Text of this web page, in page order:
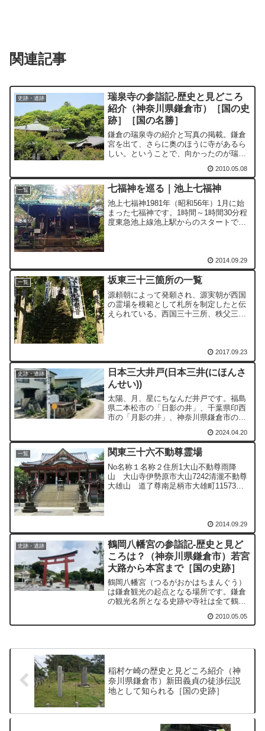
関連記事
史跡・遺跡
瑞泉寺の参詣記-歴史と見どころ
紹介（神奈川県鎌倉市）［国の史
跡］［国の名勝］
鎌倉の瑞泉寺の紹介と写真の掲載。鎌倉
宮を出て、さらに奥のほうに寺があるら
しい。ということで、向かったのが瑞泉
するほど人里から離れた感じがする。
2010.05.08
一覧 七福神を巡る｜池上七福神
池上七福神1981年（昭和56年）1月に始
まった七福神です。1時間～1時間30分程
度東急池上線池上駅からのスタートで考
2014.09.29
一覧 坂東三十三箇所の一覧
源頼朝によって発願され、源実朝が西国
の霊場を模範として札所を制定したと伝
えられている。西国三十三所、秩父三十
2017.09.23
史跡・遺跡
日本三大井戸(日本三井(にほんさ
んせい))
太陽、月、星にちなんだ井戸です。福島
県二本松市の「日影の井」、千葉県印西
市の「月影の井」、神奈川県鎌倉市の
と呼びます。鎌倉市の「星影の井」は訪
ねやすいですが、他の「日影の井」「月
影の井」の訪問はなかなか難...
2024.04.20
一覧 関東三十六不動尊霊場
No名称１名称２住所1大山不動尊雨降
山 大山寺伊勢原市大山7242清瀧不動尊
大雄山 道了尊南足柄市大雄町11573野
2014.09.29
史跡・遺跡
鶴岡八幡宮の参詣記-歴史と見ど
ころは？（神奈川県鎌倉市）若宮
大路から本宮まで［国の史跡］
鶴岡八幡宮（つるがおかはちまんぐう）
は鎌倉観光の起点となる場所です。鎌倉
の観光名所となる史跡や寺社は全て鶴岡
2010.05.05
稲村ケ崎の歴史と見どころ紹介（神
奈川県鎌倉市）新田義貞の徒渉伝説
地として知られる［国の史跡］